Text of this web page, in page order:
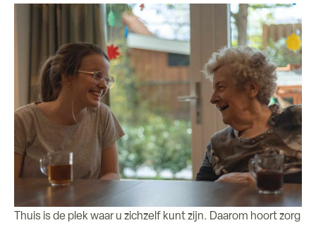
Thuis is de plek waar u zichzelf kunt zijn. Daarom hoort zorg